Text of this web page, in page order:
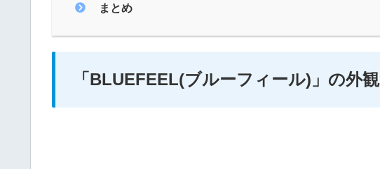
まとめ
「BLUEFEEL(ブルーフィール)」の外観